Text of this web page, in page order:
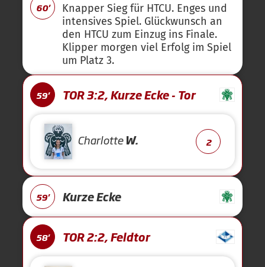
60'
Knapper Sieg für HTCU. Enges und
intensives Spiel. Glückwunsch an
den HTCU zum Einzug ins Finale.
Klipper morgen viel Erfolg im Spiel
um Platz 3.
59' TOR 3:2, Kurze Ecke - Tor
CharlotteW. 2
59' Kurze Ecke
58' TOR 2:2, Feldtor